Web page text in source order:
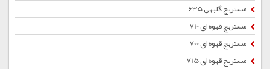
مستربچ گلبهی 635
مستربچ قهوه ای 710
مستربچ قهوه ای 700
مستربچ قهوه ای 715